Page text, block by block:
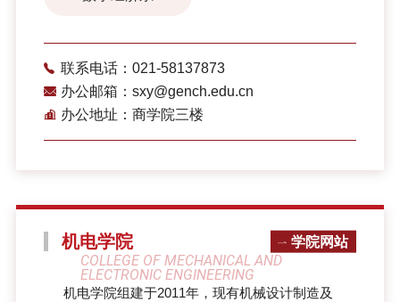
联系电话：021-58137873
办公邮箱：sxy@gench.edu.cn
办公地址：商学院三楼
机电学院
COLLEGE OF MECHANICAL AND
ELECTRONIC ENGINEERING
学院网站
机电学院组建于2011年，现有机械设计制造及